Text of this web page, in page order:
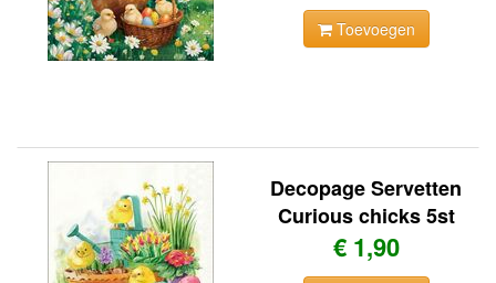
Toevoegen
Decopage Servetten
Curious chicks 5st
€ 1,90